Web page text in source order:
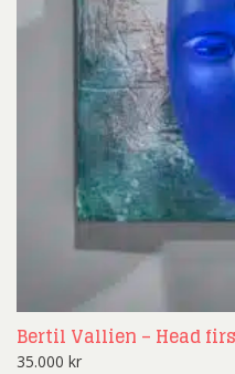
Bertil Vallien – Head
35.000 kr